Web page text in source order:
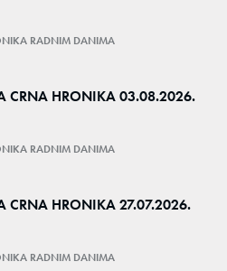
RADNIM DANIMA
CRNA HRONIKA 03.08.2026.
RADNIM DANIMA
CRNA HRONIKA 27.07.2026.
RADNIM DANIMA